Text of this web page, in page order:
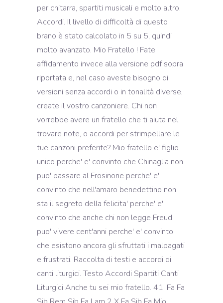
per chitarra, spartiti musicali e molto altro.
Accordi. Il livello di difficoltà di questo
brano è stato calcolato in 5 su 5, quindi
molto avanzato. Mio Fratello ! Fate
affidamento invece alla versione pdf sopra
riportata e, nel caso aveste bisogno di
versioni senza accordi o in tonalità diverse,
create il vostro canzoniere. Chi non
vorrebbe avere un fratello che ti aiuta nel
trovare note, o accordi per strimpellare le
tue canzoni preferite? Mio fratello e' figlio
unico perche' e' convinto che Chinaglia non
puo' passare al Frosinone perche' e'
convinto che nell'amaro benedettino non
sta il segreto della felicita' perche' e'
convinto che anche chi non legge Freud
puo' vivere cent'anni perche' e' convinto
che esistono ancora gli sfruttati i malpagati
e frustrati. Raccolta di testi e accordi di
canti liturgici. Testo Accordi Spartiti Canti
Liturgici Anche tu sei mio fratello. 41. Fa Fa